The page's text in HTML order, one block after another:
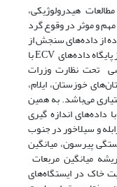
هیدرولوژیکی،
و موثر در وقوع گرد
از داده‌های سنجش از
دور، ارزیابی رطوبت خاک برآورد شده حاصل از پایگاه داده‌های ECV با
تحت نظارت وزرات
خوزستان، ایلام،
می‌باشد. به همین
داده‌های اندازه گیری
و سیلاخور در جنوب
پیرسون، میانگین
میانگین مربعات
خاک در ایستگاه‌های